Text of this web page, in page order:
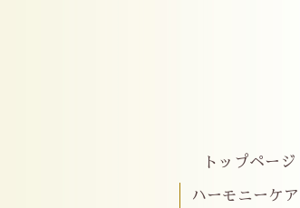
トップページ
ハーモニーケ